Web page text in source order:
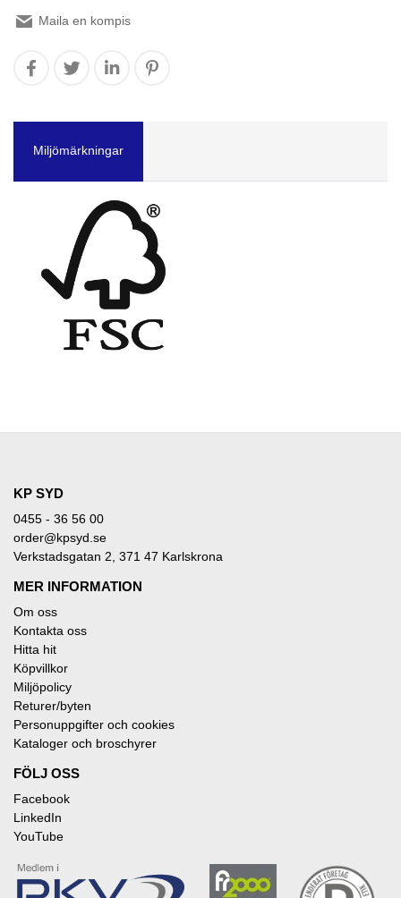
Maila en kompis
Miljömärkningar
KP SYD
0455 - 36 56 00
order@kpsyd.se
Verkstadsgatan 2, 371 47 Karlskrona
MER INFORMATION
Om oss
Kontakta oss
Hitta hit
Köpvillkor
Miljöpolicy
Returer/byten
Personuppgifter och cookies
Kataloger och broschyrer
FÖLJ OSS
Facebook
LinkedIn
YouTube